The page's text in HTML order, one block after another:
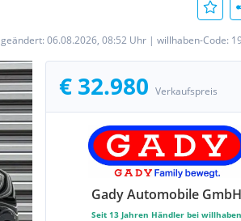
06.08.2026, 08:52 Uhr | willhaben-Code:
€ 32.980 Verkaufspreis
Gady Automobile GmbH
Seit 13 Jahren Händler bei willhaben